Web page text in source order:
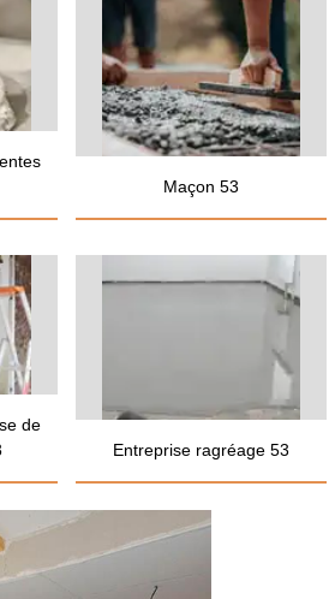
Maçon 53
de
Entreprise ragréage 53